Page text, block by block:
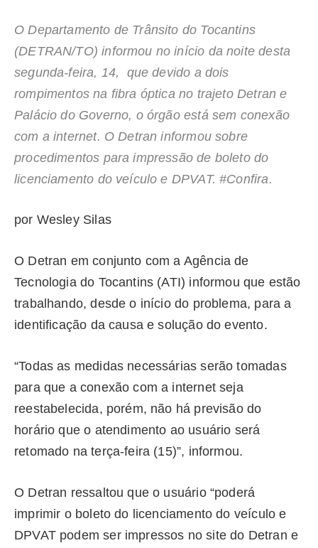
O Departamento de Trânsito do Tocantins
(DETRAN/TO) informou no início da noite desta
segunda-feira, 14, que devido a dois
rompimentos na fibra óptica no trajeto Detran e
Palácio do Governo, o órgão está sem conexão
com a internet. O Detran informou sobre
procedimentos para impressão de boleto do
licenciamento do veículo e DPVAT. #Confira.
por Wesley Silas
O Detran em conjunto com a Agência de
Tecnologia do Tocantins (ATI) informou que estão
trabalhando, desde o início do problema, para a
identificação da causa e solução do evento.
“Todas as medidas necessárias serão tomadas
para que a conexão com a internet seja
reestabelecida, porém, não há previsão do
horário que o atendimento ao usuário será
retomado na terça-feira (15)”, informou.
O Detran ressaltou que o usuário “poderá
imprimir o boleto do licenciamento do veículo e
DPVAT podem ser impressos no site do Detran e